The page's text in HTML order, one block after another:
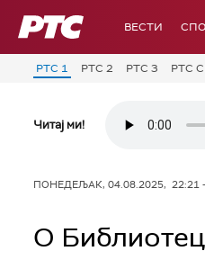
РТС ВЕСТИ
РТС 1 РТС 2 РТС 3 РТС
Читај ми!
ПОНЕДЕЉАК, 04.08.2025, 22:21
О